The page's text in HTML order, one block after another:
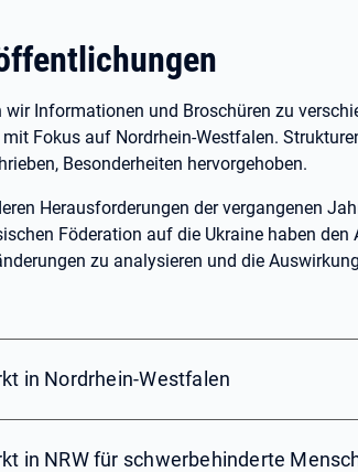
wir Informationen und Broschüren zu
Fokus auf Nordrhein-Westfalen.
Besonderheiten hervorgehoben.
Herausforderungen der vergangenen
Föderation auf die Ukraine haben den
zu analysieren und die
in Nordrhein-Westfalen
in NRW für schwerbehinderte